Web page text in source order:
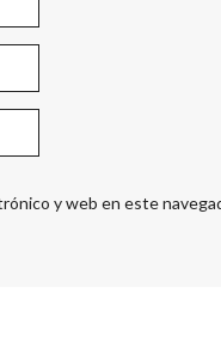
y web en este